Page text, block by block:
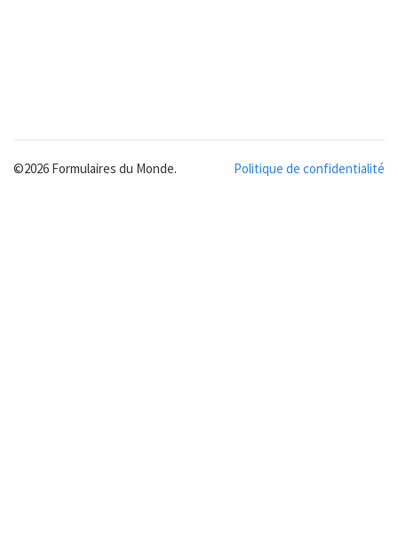
©2026 Formulaires du Monde. Politique de confidentialité